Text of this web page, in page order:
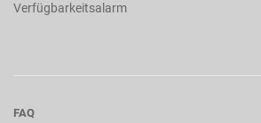
Verfügbarkeitsalarm
FAQ